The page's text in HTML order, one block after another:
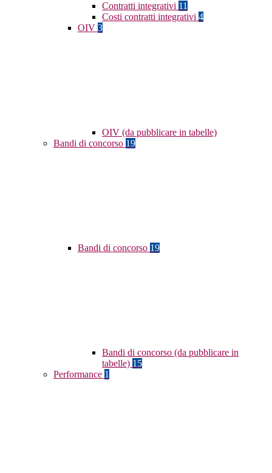
Contratti integrativi 11
Costi contratti integrativi 4
OIV 3
OIV (da pubblicare in tabelle)
Bandi di concorso 19
Bandi di concorso 19
Bandi di concorso (da pubblicare in
tabelle) 15
Performance 1